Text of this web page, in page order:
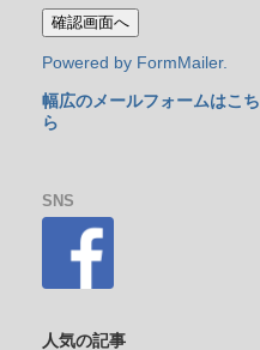
Powered by FormMailer.
幅広のメールフォームはこち
ら
SNS
人気の記事